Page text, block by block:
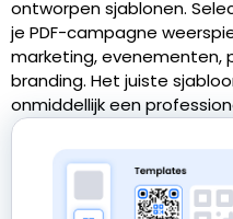
ontworpen sjablonen.
je PDF-campagne
marketing, evenementen,
branding. Het juiste
onmiddellijk een